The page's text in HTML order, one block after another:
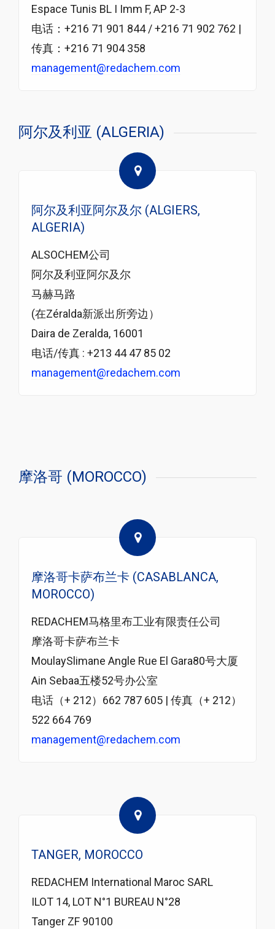
Espace Tunis BL I Imm F, AP 2-3
电话：+216 71 901 844 / +216 71 902 762 |
传真：+216 71 904 358
management@redachem.com
阿尔及利亚 (ALGERIA)
阿尔及利亚阿尔及尔 (ALGIERS,
ALGERIA)
ALSOCHEM公司
阿尔及利亚阿尔及尔
马赫马路
(在Zéralda新派出所旁边）
Daira de Zeralda, 16001
电话/传真 : +213 44 47 85 02
management@redachem.com
摩洛哥 (MOROCCO)
摩洛哥卡萨布兰卡 (CASABLANCA,
MOROCCO)
REDACHEM马格里布工业有限责任公司
摩洛哥卡萨布兰卡
MoulaySlimane Angle Rue El Gara80号大厦
Ain Sebaa五楼52号办公室
电话（+ 212）662 787 605 | 传真（+ 212）
522 664 769
management@redachem.com
TANGER, MOROCCO
REDACHEM International Maroc SARL
ILOT 14, LOT N°1 BUREAU N°28
Tanger ZF 90100